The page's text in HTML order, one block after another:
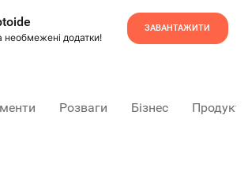
необмежені додатки!
ЗАВАНТАЖИТИ
Розваги Бізнес